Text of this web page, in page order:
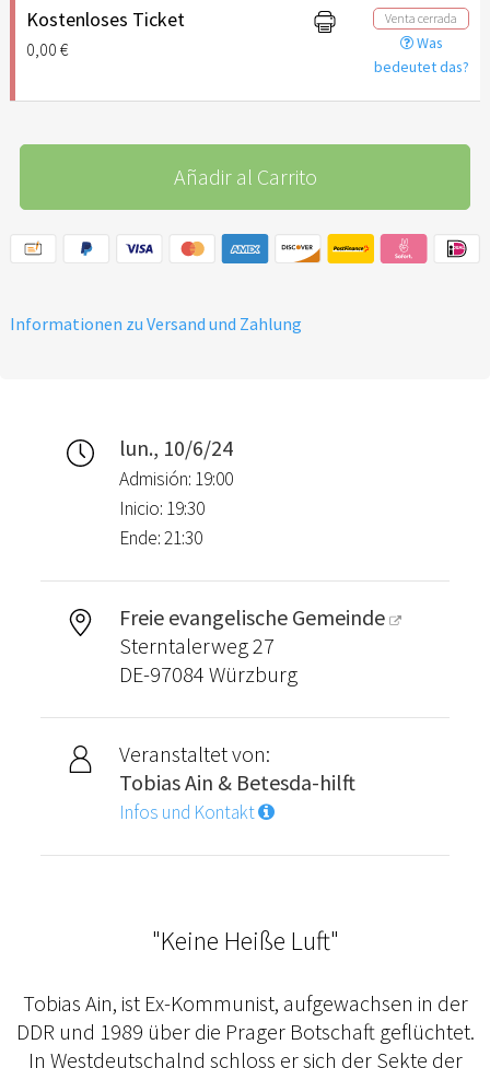
Kostenloses Ticket
0,00 €
Venta cerrada
Was
bedeutet das?
Añadir al Carrito
Informationen zu Versand und Zahlung
lun., 10/6/24
Admisión: 19:00
Inicio: 19:30
Ende: 21:30
Freie evangelische Gemeinde
Sterntalerweg 27
DE-97084 Würzburg
Veranstaltet von:
Tobias Ain & Betesda-hilft
Infos und Kontakt
"Keine Heiße Luft"
Tobias Ain, ist Ex-Kommunist, aufgewachsen in der
DDR und 1989 über die Prager Botschaft geflüchtet.
In Westdeutschalnd schloss er sich der Sekte der